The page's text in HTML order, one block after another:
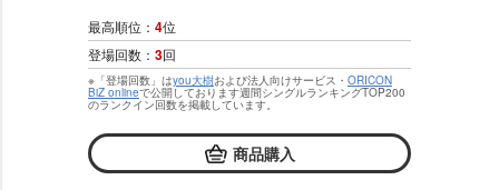
最高順位： 4位
登場回数： 3回
※「登場回数」はyou大樹および法人向けサービス・ ORICON
BiZ onlineで公開しております週間シングルランキングTOP200
のランクイン回数を掲載しています。
商品購入